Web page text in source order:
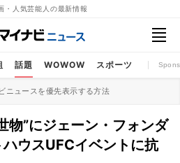
・人気芸能人の最新情報
話題 WOWOW スポーツ
ニュースを優先表示する方法
物”にジェーン・フォンダ
ウスUFCイベントに抗